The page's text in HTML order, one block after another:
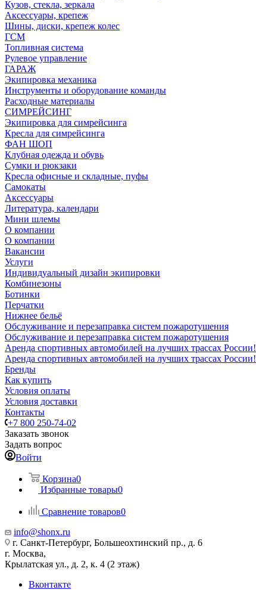
Кузов, стекла, зеркала
Аксессуары, крепеж
Шины, диски, крепеж колес
ГСМ
Топливная система
Рулевое управление
ГАРАЖ
Экипировка механика
Инструменты и оборудование команды
Расходные материалы
СИМРЕЙСИНГ
Экипировка для симрейсинга
Кресла для симрейсинга
ФАН ШОП
Клубная одежда и обувь
Сумки и рюкзаки
Кресла офисные и складные, пуфы
Самокаты
Аксессуары
Литература, календари
Мини шлемы
О компании
О компании
Вакансии
Услуги
Индивидуальный дизайн экипировки
Комбинезоны
Ботинки
Перчатки
Нижнее бельё
Обслуживание и перезаправка систем пожаротушения
Обслуживание и перезаправка систем пожаротушения
Аренда спортивных автомобилей на лучших трассах России!
Аренда спортивных автомобилей на лучших трассах России!
Бренды
Как купить
Условия оплаты
Условия доставки
Контакты
+7 800 250-74-02
Заказать звонок
Задать вопрос
Войти
Корзина0
Избранные товары0
Сравнение товаров0
info@shonx.ru
г. Санкт-Петербург, Большеохтинский пр., д. 6
г. Москва,
Крылатская ул., д. 2, к. 4 (2 этаж)
Вконтакте